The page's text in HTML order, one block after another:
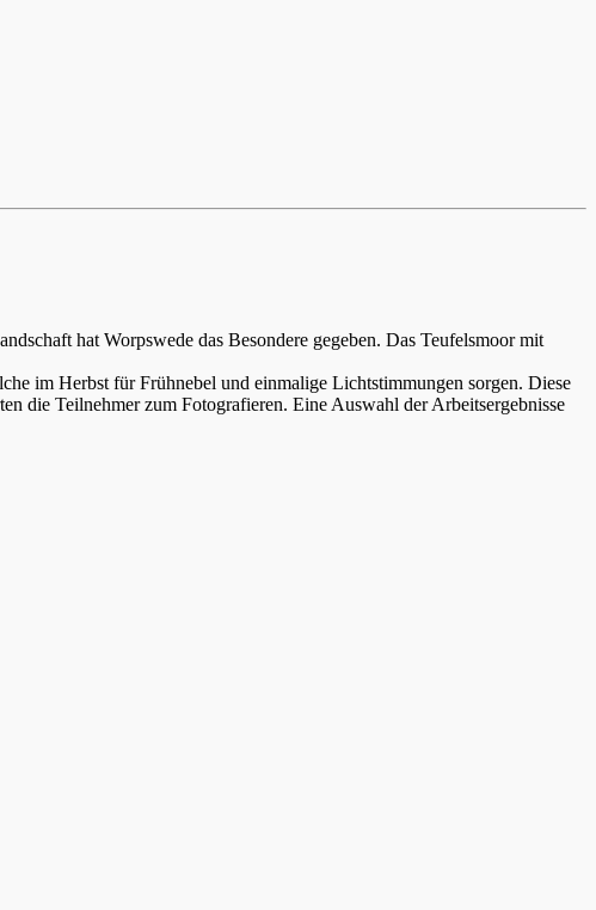
hat Worpswede das Besondere gegeben. Das Teufelsmoor mit
im Herbst für Frühnebel und einmalige Lichtstimmungen sorgen. Diese
die Teilnehmer zum Fotografieren. Eine Auswahl der Arbeitsergebnisse